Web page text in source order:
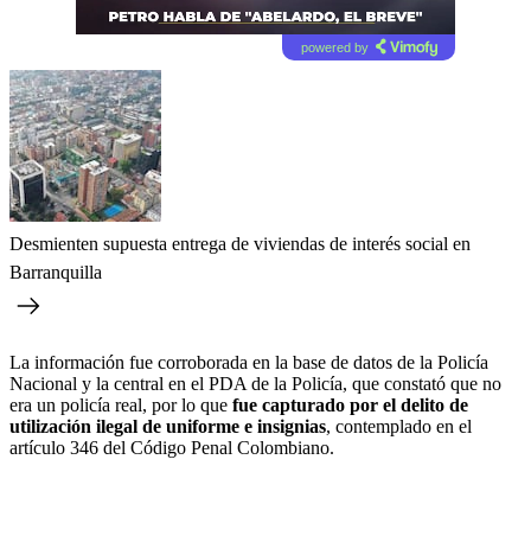
powered by
Desmienten supuesta entrega de viviendas de interés social en
Barranquilla
La información fue corroborada en la base de datos de la Policía
Nacional y la central en el PDA de la Policía, que constató que no
era un policía real, por lo que fue capturado por el delito de
utilización ilegal de uniforme e insignias, contemplado en el
artículo 346 del Código Penal Colombiano.